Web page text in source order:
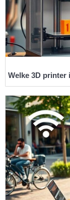
Welke 3D